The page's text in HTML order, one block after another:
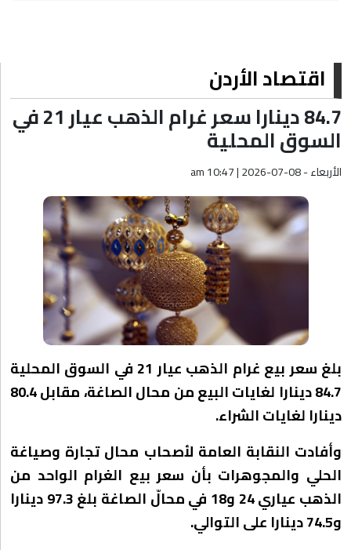
اقتصاد الأردن
84.7 دينارا سعر غرام الذهب عيار 21 في
السوق المحلية
الأربعاء - am 10:47 | 2026-07-08
بلغ سعر بيع غرام الذهب عيار 21 في السوق المحلية
84.7 دينارا لغايات البيع من محال الصاغة، مقابل 80.4
دينارا لغايات الشراء.
وأفادت النقابة العامة لأصحاب محال تجارة وصياغة
الحلي والمجوهرات بأن سعر بيع الغرام الواحد من
الذهب عياري 24 و18 في محالّ الصاغة بلغ 97.3 دينارا
و74.5 دينارا على التوالي.